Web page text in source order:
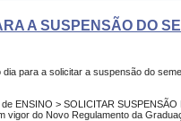
A SUSPENSÃO DO
para a solicitar a suspensão do
ENSINO > SOLICITAR SUSPENSÃO
vigor do Novo Regulamento da